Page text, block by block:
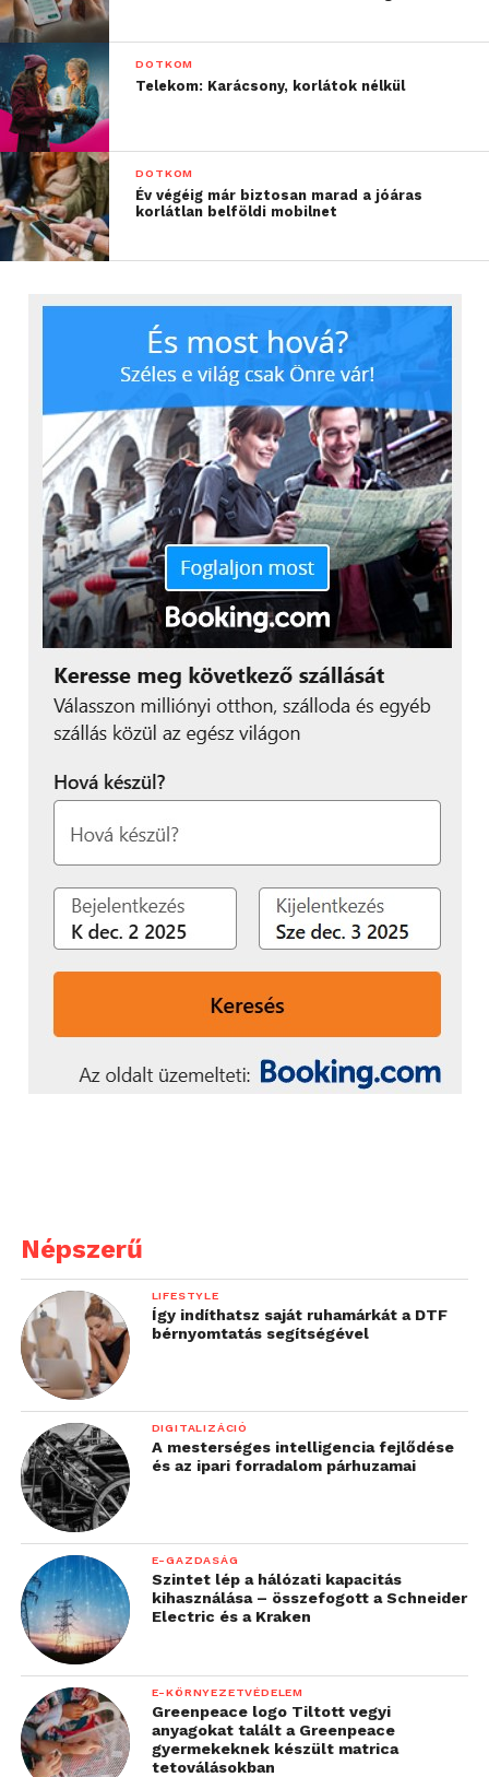
DOTKOM
Telekom: Karácsony, korlátok nélkül
DOTKOM
Év végéig már biztosan marad a jóáras
korlátlan belföldi mobilnet
Népszerű
LIFESTYLE
Így indíthatsz saját ruhamárkát a DTF
bérnyomtatás segítségével
DIGITALIZÁCIÓ
A mesterséges intelligencia fejlődése
és az ipari forradalom párhuzamai
E-GAZDASÁG
Szintet lép a hálózati kapacitás
kihasználása – összefogott a Schneider
Electric és a Kraken
E-KÖRNYEZETVÉDELEM
Greenpeace logo Tiltott vegyi
anyagokat talált a Greenpeace
gyermekeknek készült matrica
tetoválásokban